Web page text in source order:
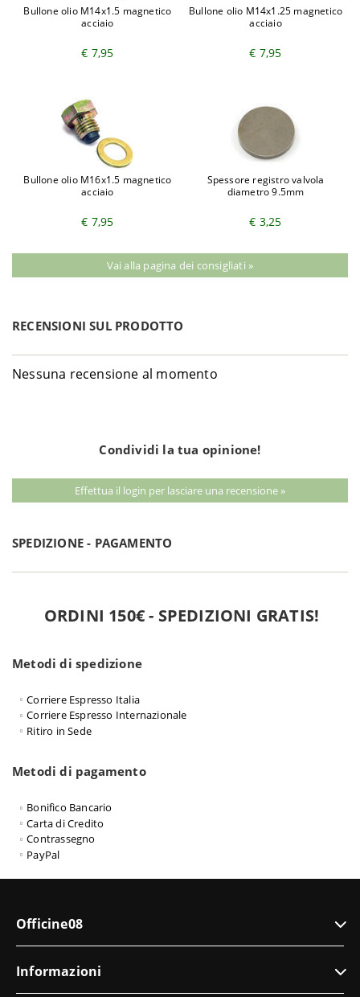
Bullone olio M14x1.5 magnetico
acciaio
€ 7,95
Bullone olio M14x1.25 magnetico
acciaio
€ 7,95
Bullone olio M16x1.5 magnetico
acciaio
€ 7,95
Spessore registro valvola
diametro 9.5mm
€ 3,25
Vai alla pagina dei consigliati »
RECENSIONI SUL PRODOTTO
Nessuna recensione al momento
Condividi la tua opinione!
Effettua il login per lasciare una recensione »
SPEDIZIONE - PAGAMENTO
ORDINI 150€ - SPEDIZIONI GRATIS!
Metodi di spedizione
Corriere Espresso Italia
Corriere Espresso Internazionale
Ritiro in Sede
Metodi di pagamento
Bonifico Bancario
Carta di Credito
Contrassegno
PayPal
Officine08
Informazioni